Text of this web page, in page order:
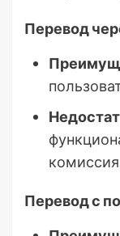
Перевод
Перевод с